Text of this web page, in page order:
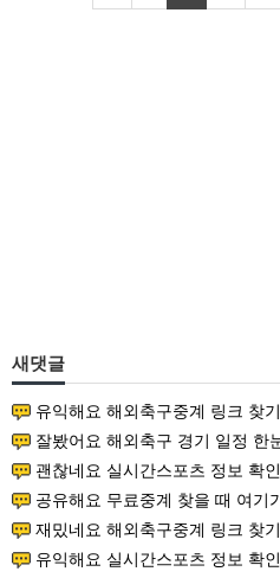
새댓글
유익해요 해외축구중계 링크 찾기 쉬워서 자주 와요. 참고로 무
잘봤어요 해외축구 경기 일정 한눈에 보기 좋아요. 덕분에
괜찮네요 실시간스포츠 정보 확인하기 좋아요. 그래도 epl중
공유해요 무료중계 찾을 때 여기가 제일 편해요. 그리고 무료스포
재밌네요 해외축구중계 링크 찾기 쉬워서 자주 와요. 그래서 해
유익해요 실시간스포츠 정보 확인하기 좋아요. 덕분에 스포츠중계